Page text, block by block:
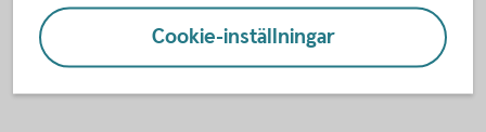
förutsätter att säkerhet lämnas i form av pant i
bostad.
Cookie-inställningar